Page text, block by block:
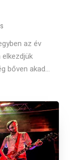
az év
bőven akad...